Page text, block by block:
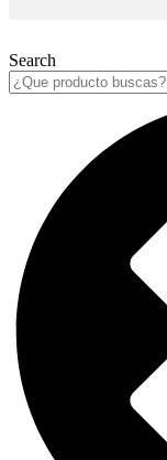
Search